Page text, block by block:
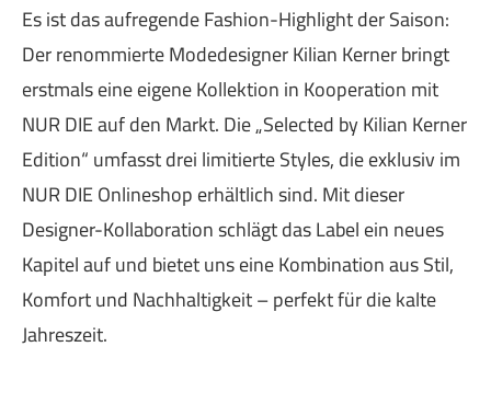
Es ist das aufregende Fashion-Highlight der Saison:
Der renommierte Modedesigner Kilian Kerner bringt
erstmals eine eigene Kollektion in Kooperation mit
NUR DIE auf den Markt. Die „Selected by Kilian Kerner
Edition“ umfasst drei limitierte Styles, die exklusiv im
NUR DIE Onlineshop erhältlich sind. Mit dieser
Designer-Kollaboration schlägt das Label ein neues
Kapitel auf und bietet uns eine Kombination aus Stil,
Komfort und Nachhaltigkeit – perfekt für die kalte
Jahreszeit.